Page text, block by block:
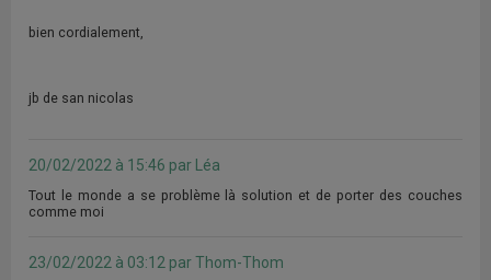
bien cordialement,
jb de san nicolas
20/02/2022 à 15:46 par Léa
Tout le monde a se problème là solution et de porter des couches
comme moi
23/02/2022 à 03:12 par Thom-Thom